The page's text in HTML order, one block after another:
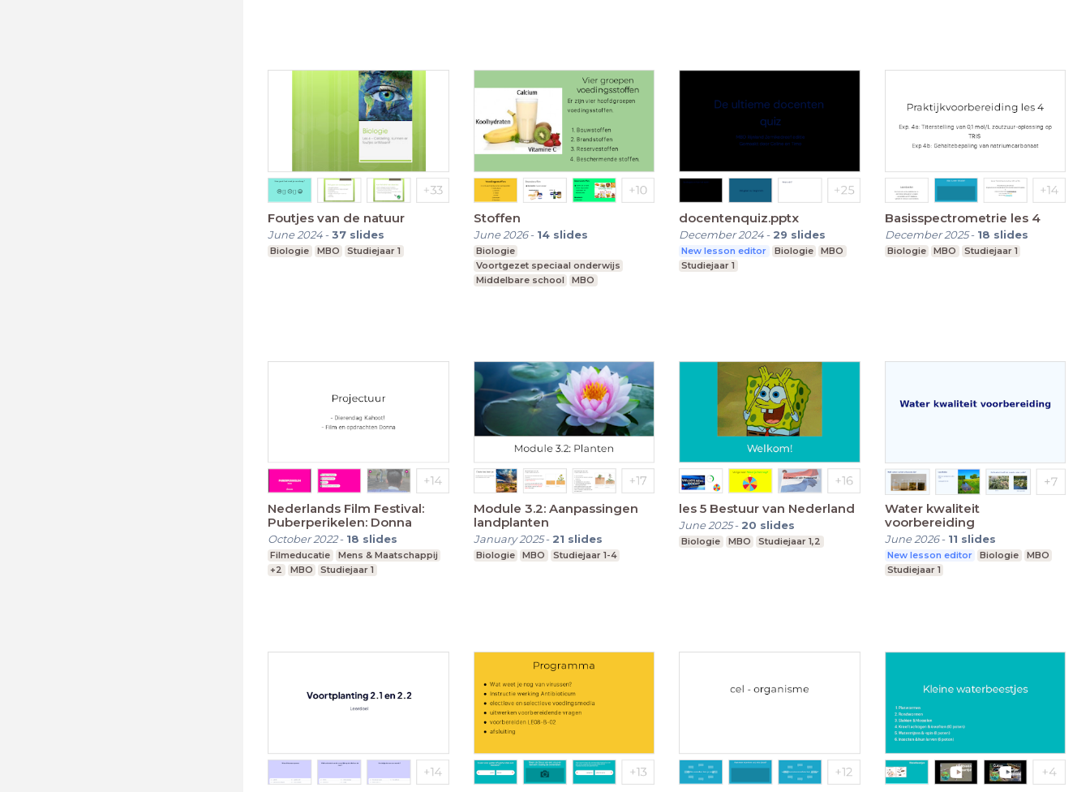
Foutjes van de natuur
June 2024-37 slides
Biologie MBO Studiejaar 1
Stoffen
June 2026- 14 slides
Biologie
Voortgezet speciaal onderwijs
Middelbare school
MBO
docentenquiz.pptx
December 2024- 29 slides
New lesson editor Biologie
MBO
Studiejaar 1
Basisspectrometrie les 4
December 2025- 18 slides
Biologie MBO Studiejaar 1
Nederlands Film Festival:
Puberperikelen: Donna
October 2022- 18 slides
Filmeducatie
Mens & Maatschappij
+2
MBO Studiejaar 1
Module 3.2: Aanpassingen
landplanten
January 2025- 21 slides
Biologie MBO Studiejaar 1-4
les 5 Bestuur van Nederland
June 2025- 20 slides
Biologie MBO Studiejaar 1,2
Water kwaliteit
voorbereiding
June 2026- 11 slides
New lesson editor Biologie
MBO
Studiejaar 1